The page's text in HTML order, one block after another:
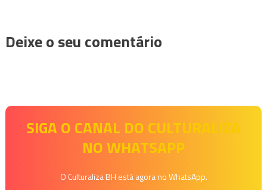
Deixe o seu comentário
SIGA O CANAL DO CULTURALIZA
NO WHATSAPP
O Culturaliza BH está agora no WhatsApp.